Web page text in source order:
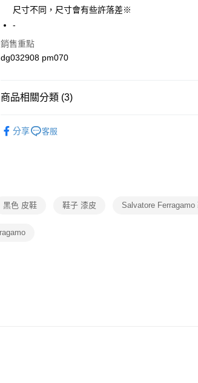
【「AFTEE先享後付」結帳流程】
付」結帳頁面，進行簡訊認證並確認金額後，即可完成結帳。
２．訂單成立數日內，您將收到繳費通知簡訊。
絡購買商品的店家。未經商家同意取消之訂單仍視為有效，
是否繳費成功／繳費後需取消欲退款等相關疑問，請聯繫「
２．關於個人資料處理事宜，請瀏覽以下網址：
３．未成年的使用者請事先徵得法定代理人或監護人之同意
免運費
免運費
免運費
尺寸不同，尺寸會有些許落差※
-
銷售重點
dg032908 pm070
商品相關分類 (3)
分享 客服
黑色 皮鞋 鞋子 漆皮 Salvatore Ferragamo